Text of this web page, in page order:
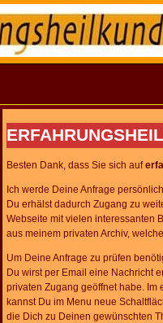
Besten Dank, dass Sie sich auf
Ich werde Deine Anfrage
Du erhälst dadurch Zugang zu
Webseite mit vielen interessanten
aus meinem privaten Archiv,
Um Deine Anfrage zu prüfen
Du wirst per Email eine Nachricht
privaten Zugang geöffnet habe. Im
kannst Du im Menu neue
die Dich zu Deinen gewünschten